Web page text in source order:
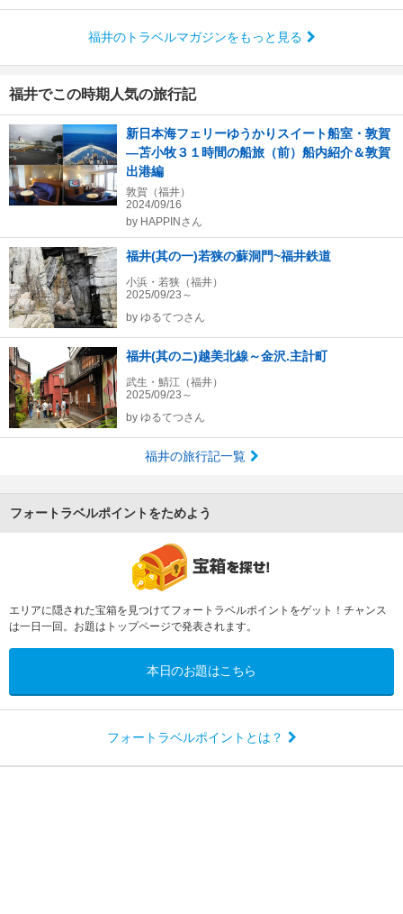
福井のトラベルマガジンをもっと見る
福井でこの時期人気の旅行記
新日本海フェリーゆうかりスイート船室・敦賀
―苫小牧３１時間の船旅（前）船内紹介＆敦賀
出港編
敦賀（福井）
2024/09/16
by HAPPINさん
福井(其の一)若狭の蘇洞門~福井鉄道
小浜・若狭（福井）
2025/09/23～
by ゆるてつさん
福井(其のニ)越美北線～金沢.主計町
武生・鯖江（福井）
2025/09/23～
by ゆるてつさん
福井の旅行記一覧
フォートラベルポイントをためよう
エリアに隠された宝箱を見つけてフォートラベルポイントをゲット！チャンス
は一日一回。お題はトップページで発表されます。
本日のお題はこちら
フォートラベルポイントとは？